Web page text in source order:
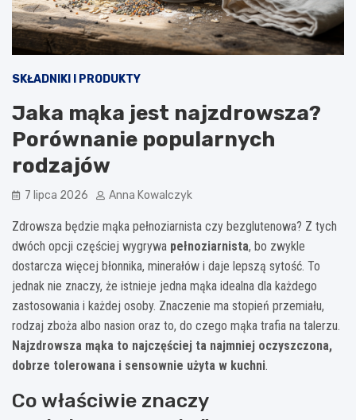
SKŁADNIKI I PRODUKTY
Jaka mąka jest najzdrowsza?
Porównanie popularnych
rodzajów
7 lipca 2026 Anna Kowalczyk
Zdrowsza będzie mąka pełnoziarnista czy bezglutenowa? Z tych
dwóch opcji częściej wygrywa pełnoziarnista, bo zwykle
dostarcza więcej błonnika, minerałów i daje lepszą sytość. To
jednak nie znaczy, że istnieje jedna mąka idealna dla każdego
zastosowania i każdej osoby. Znaczenie ma stopień przemiału,
rodzaj zboża albo nasion oraz to, do czego mąka trafia na talerzu.
Najzdrowsza mąka to najczęściej ta najmniej oczyszczona,
dobrze tolerowana i sensownie użyta w kuchni.
Co właściwie znaczy